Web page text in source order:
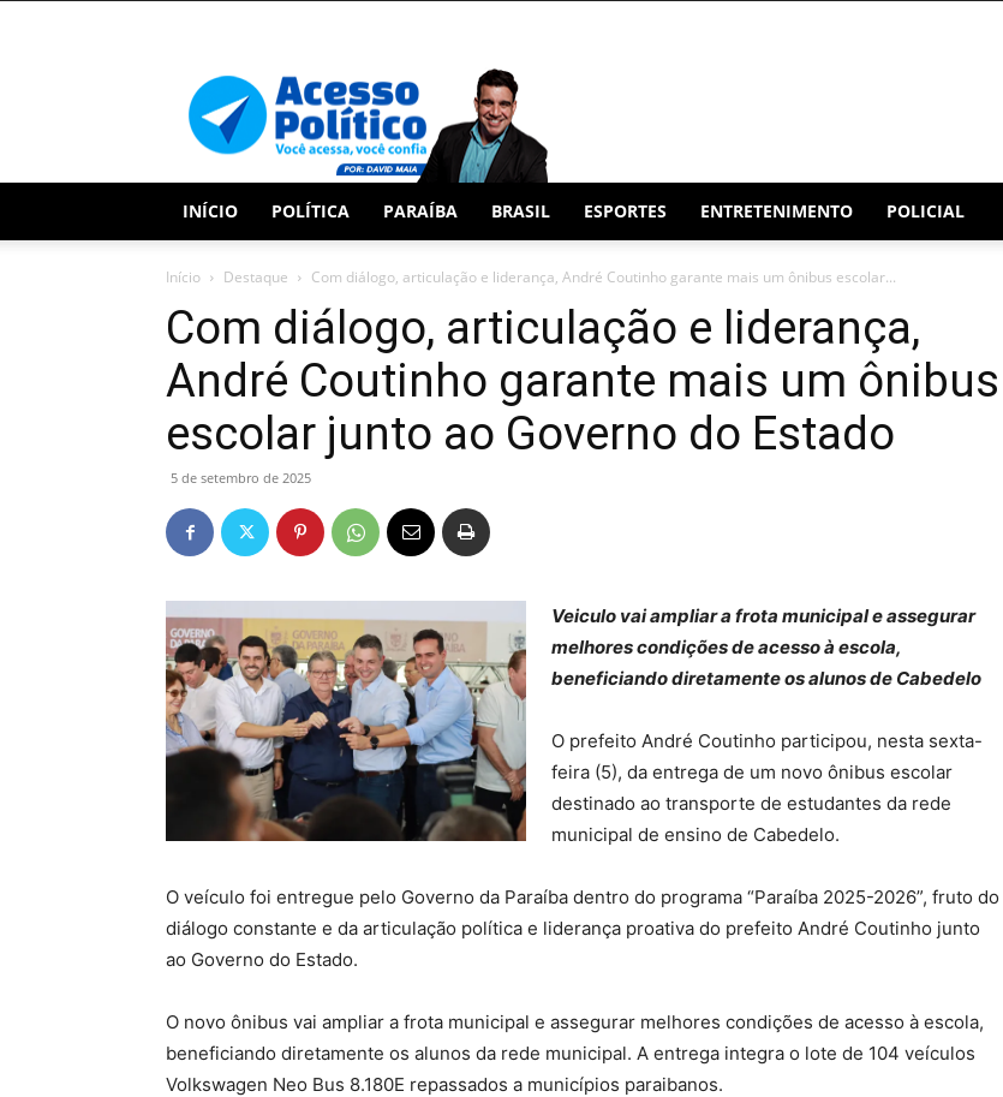
INÍCIO POLÍTICA PARAÍBA BRASIL ESPORTES ENTRETENIMENTO POLICIAL
Início Destaque Com diálogo, articulação e liderança, André Coutinho garante mais um ônibus escolar...
Com diálogo, articulação e liderança,
André Coutinho garante mais um ônibus
escolar junto ao Governo do Estado
5 de setembro de 2025
Veiculo vai ampliar a frota municipal e assegurar
melhores condições de acesso à escola,
beneficiando diretamente os alunos de Cabedelo
O prefeito André Coutinho participou, nesta sexta-
feira (5), da entrega de um novo ônibus escolar
destinado ao transporte de estudantes da rede
municipal de ensino de Cabedelo.
O veículo foi entregue pelo Governo da Paraíba dentro do programa “Paraíba 2025-2026”, fruto do
diálogo constante e da articulação política e liderança proativa do prefeito André Coutinho junto
ao Governo do Estado.
O novo ônibus vai ampliar a frota municipal e assegurar melhores condições de acesso à escola,
beneficiando diretamente os alunos da rede municipal. A entrega integra o lote de 104 veículos
Volkswagen Neo Bus 8.180E repassados a municípios paraibanos.